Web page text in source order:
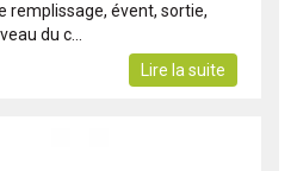
remplissage, évent, sortie,
du c...
Lire la suite